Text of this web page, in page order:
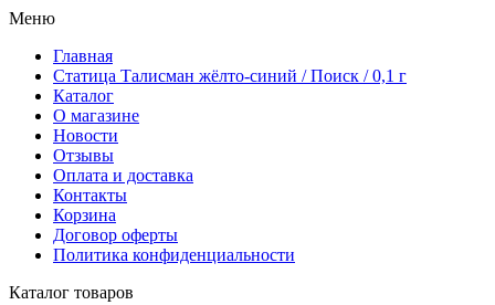
Меню
Главная
Статица Талисман жёлто-синий / Поиск / 0,1 г
Каталог
О магазине
Новости
Отзывы
Оплата и доставка
Контакты
Корзина
Договор оферты
Политика конфиденциальности
Каталог товаров